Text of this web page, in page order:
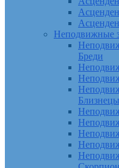
Неподвижные
Бреди
Близнецы